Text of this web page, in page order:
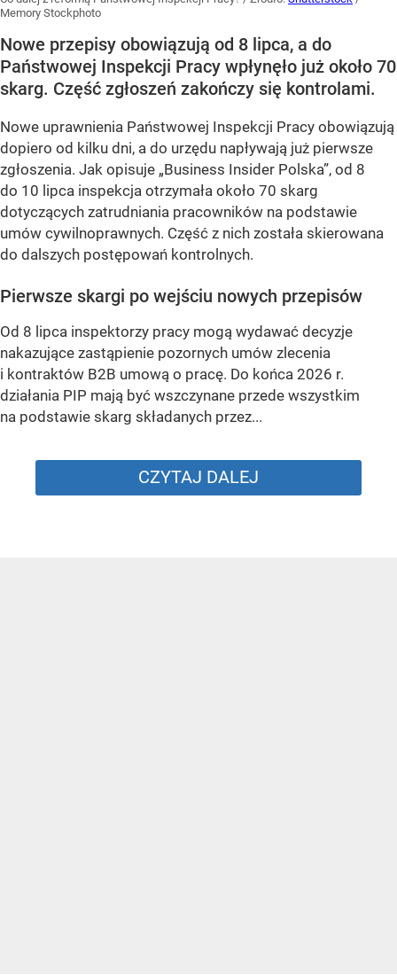
Memory Stockphoto
Nowe przepisy obowiązują od 8 lipca, a do
Państwowej Inspekcji Pracy wpłynęło już około 70
skarg. Część zgłoszeń zakończy się kontrolami.
Nowe uprawnienia Państwowej Inspekcji Pracy obowiązują
dopiero od kilku dni, a do urzędu napływają już pierwsze
zgłoszenia. Jak opisuje „Business Insider Polska”, od 8
do 10 lipca inspekcja otrzymała około 70 skarg
dotyczących zatrudniania pracowników na podstawie
umów cywilnoprawnych. Część z nich została skierowana
do dalszych postępowań kontrolnych.
Pierwsze skargi po wejściu nowych przepisów
Od 8 lipca inspektorzy pracy mogą wydawać decyzje
nakazujące zastąpienie pozornych umów zlecenia
i kontraktów B2B umową o pracę. Do końca 2026 r.
działania PIP mają być wszczynane przede wszystkim
na podstawie skarg składanych przez...
CZYTAJ DALEJ